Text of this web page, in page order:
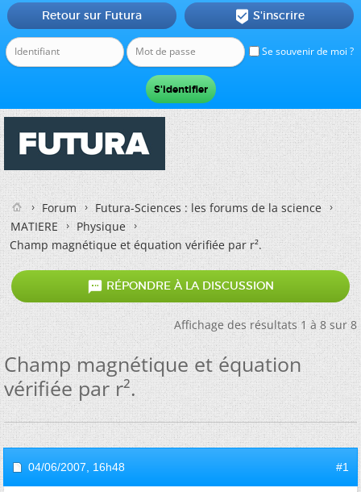
Se souvenir de moi ?
Retour sur Futura  S'inscrire
Forum
Futura-Sciences : les forums de la science
MATIERE
Physique
Champ magnétique et équation vérifiée par r².
 RÉPONDRE À LA DISCUSSION
Affichage des résultats 1 à 8 sur 8
Champ magnétique et équation
vérifiée par r².
04/06/2007, 16h48 #1